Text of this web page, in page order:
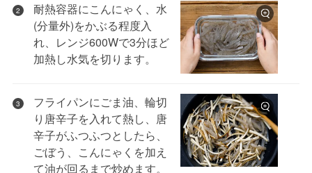
2
耐熱容器にこんにゃく、水
(分量外)をかぶる程度入
れ、レンジ600Wで3分ほど
加熱し水気を切ります。
3
フライパンにごま油、輪切
り唐辛子を入れて熱し、唐
辛子がふつふつとしたら、
ごぼう、こんにゃくを加え
て油が回るまで炒めます。